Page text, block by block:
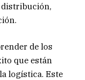
distribución,
de los
que están
logística. Este